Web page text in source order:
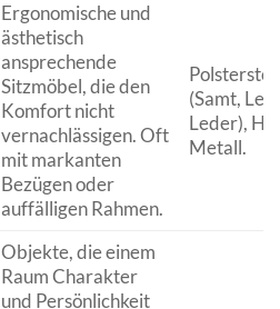
Ergonomische und
ästhetisch
ansprechende
Sitzmöbel, die den
Komfort nicht
vernachlässigen. Oft
mit markanten
Bezügen oder
auffälligen Rahmen.
(Samt,
Leder),
Metall.
Objekte, die einem
Raum Charakter
und Persönlichkeit